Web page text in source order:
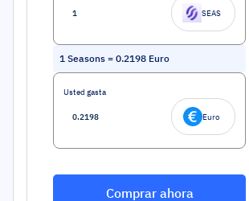
SEAS
1 Seasons = 0.2198 Euro
Usted gasta
Euro
Comprar ahora